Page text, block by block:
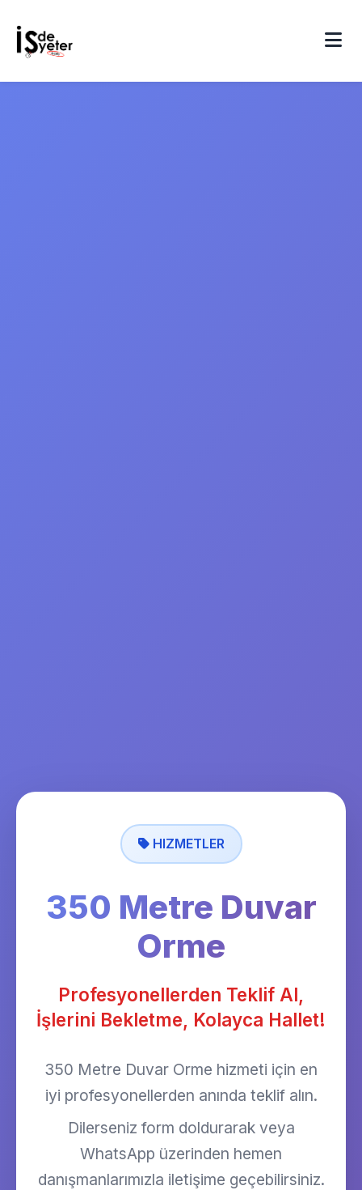
HIZMETLER
350 Metre Duvar
Orme
Profesyonellerden Teklif Al,
İşlerini Bekletme, Kolayca Hallet!
350 Metre Duvar Orme hizmeti için en
iyi profesyonellerden anında teklif alın.
Dilerseniz form doldurarak veya
WhatsApp üzerinden hemen
danışmanlarımızla iletişime geçebilirsiniz.